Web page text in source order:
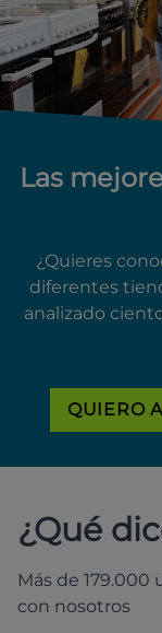
Las
¿Quieres
diferentes
analizado
QUIERO
¿Qué
Más de
con nosotros